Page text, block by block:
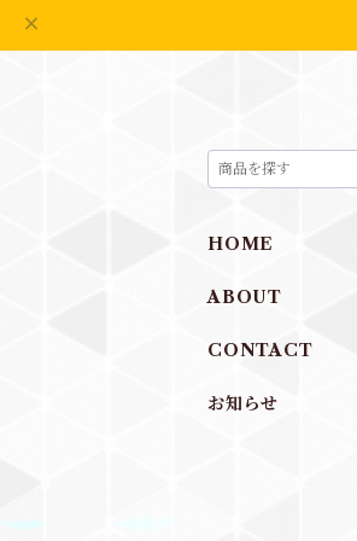
HOME
ABOUT
CONTACT
お知らせ